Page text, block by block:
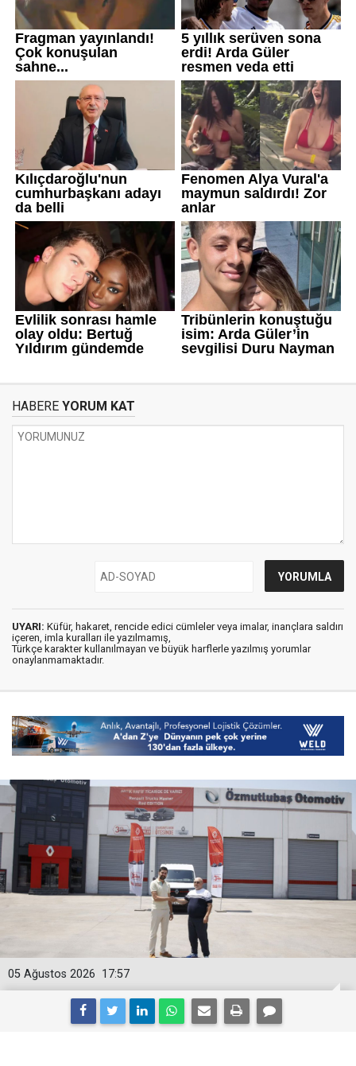
HABERE YORUM KAT
UYARI: Küfür, hakaret, rencide edici cümleler veya imalar, inançlara saldırı
içeren, imla kuralları ile yazılmamış,
Türkçe karakter kullanılmayan ve büyük harflerle yazılmış yorumlar
onaylanmamaktadır.
17:57
05 Ağustos 2026